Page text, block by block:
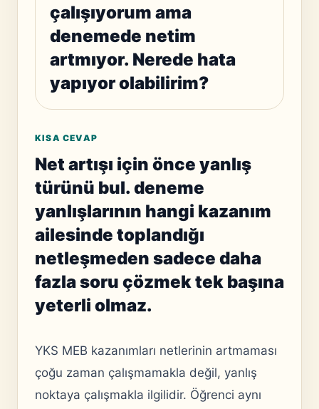
çalışıyorum ama
denemede netim
artmıyor. Nerede hata
yapıyor olabilirim?
KISA CEVAP
Net artışı için önce yanlış
türünü bul. deneme
yanlışlarının hangi kazanım
ailesinde toplandığı
netleşmeden sadece daha
fazla soru çözmek tek başına
yeterli olmaz.
YKS MEB kazanımları netlerinin artmaması
çoğu zaman çalışmamakla değil, yanlış
noktaya çalışmakla ilgilidir. Öğrenci aynı